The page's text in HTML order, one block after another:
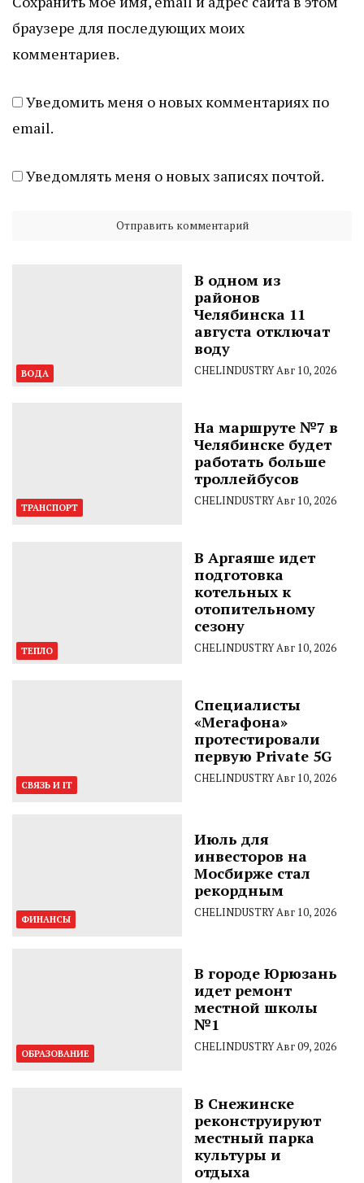
браузере для последующих моих
комментариев.
Уведомить меня о новых комментариях по
email.
Уведомлять меня о новых записях почтой.
ВОДА
В одном из
районов
Челябинска 11
августа отключат
воду
CHELINDUSTRYАвг 10, 2026
ТРАНСПОРТ
На маршруте №7 в
Челябинске будет
работать больше
троллейбусов
CHELINDUSTRYАвг 10, 2026
ТЕПЛО
В Аргаяше идет
подготовка
котельных к
отопительному
сезону
CHELINDUSTRYАвг 10, 2026
СВЯЗЬ И IT
Специалисты
«Мегафона»
протестировали
первую Private 5G
CHELINDUSTRYАвг 10, 2026
ФИНАНСЫ
Июль для
инвесторов на
Мосбирже стал
рекордным
CHELINDUSTRYАвг 10, 2026
ОБРАЗОВАНИЕ
В городе Юрюзань
идет ремонт
местной школы
№1
CHELINDUSTRYАвг 09, 2026
В Снежинске
реконструируют
местный парка
культуры и
отдыха